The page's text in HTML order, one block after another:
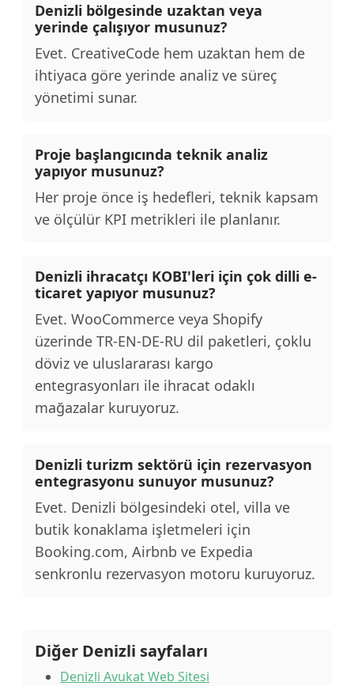
Denizli bölgesinde uzaktan veya
yerinde çalışıyor musunuz?
Evet. CreativeCode hem uzaktan hem de
ihtiyaca göre yerinde analiz ve süreç
yönetimi sunar.
Proje başlangıcında teknik analiz
yapıyor musunuz?
Her proje önce iş hedefleri, teknik kapsam
ve ölçülür KPI metrikleri ile planlanır.
Denizli ihracatçı KOBI'leri için çok dilli e-
ticaret yapıyor musunuz?
Evet. WooCommerce veya Shopify
üzerinde TR-EN-DE-RU dil paketleri, çoklu
döviz ve uluslararası kargo
entegrasyonları ile ihracat odaklı
mağazalar kuruyoruz.
Denizli turizm sektörü için rezervasyon
entegrasyonu sunuyor musunuz?
Evet. Denizli bölgesindeki otel, villa ve
butik konaklama işletmeleri için
Booking.com, Airbnb ve Expedia
senkronlu rezervasyon motoru kuruyoruz.
Diğer Denizli sayfaları
Denizli Avukat Web Sitesi